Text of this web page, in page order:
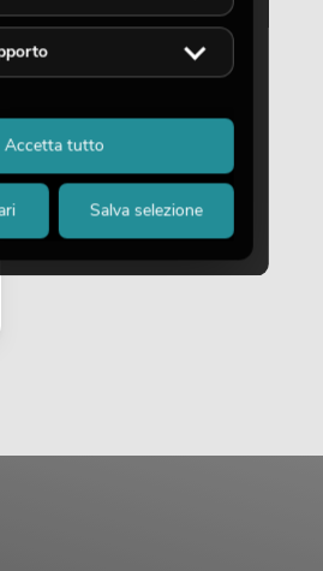
Salva selezione
Accetta tutto